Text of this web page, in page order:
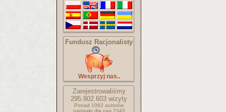
Fundusz Racjonalisty
Wesprzyj nas..
Zarejestrowaliśmy
295.802.603 wizyty
Ponad 1062 autorów
napisało dla nas 7343